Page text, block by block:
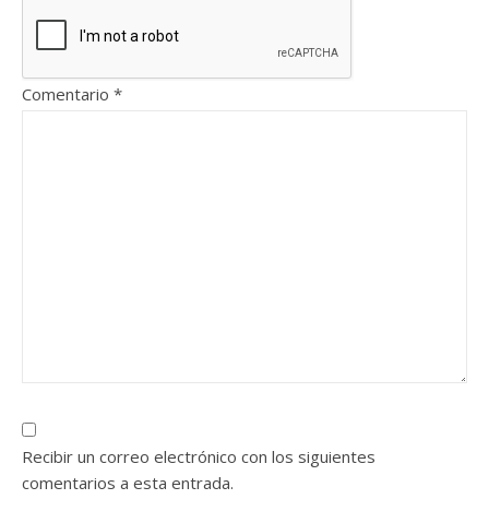
Comentario *
Recibir un correo electrónico con los siguientes
comentarios a esta entrada.